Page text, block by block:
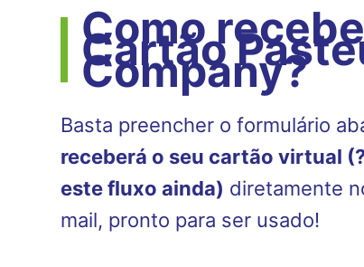
Como
Cartão
Company?
Basta preencher o formulário
receberá o seu cartão virtual
este fluxo ainda) diretamente
mail, pronto para ser usado!